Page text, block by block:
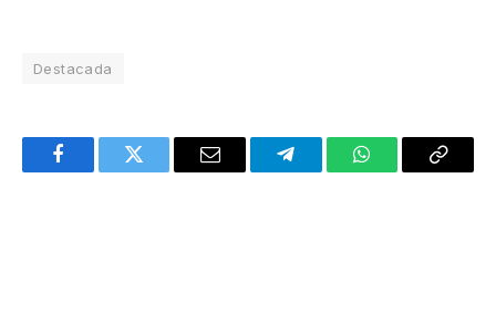
Destacada
FacebookTwitter Email TelegramWhatsAppCopy